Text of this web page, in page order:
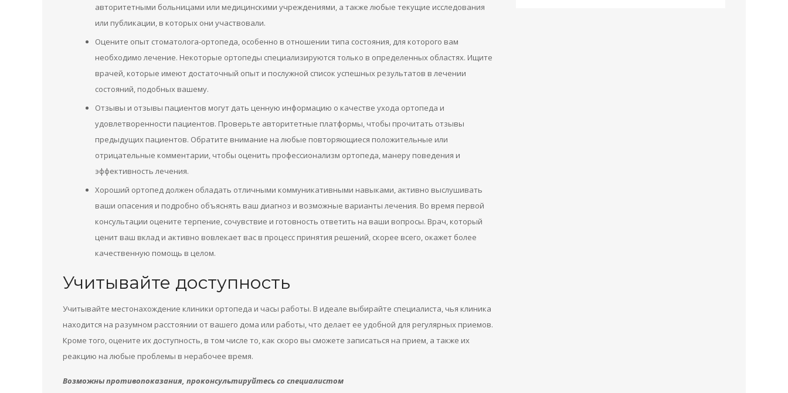
авторитетными больницами или медицинскими учреждениями, а также любые текущие исследования
или публикации, в которых они участвовали.
Оцените опыт стоматолога-ортопеда, особенно в отношении типа состояния, для которого вам
необходимо лечение. Некоторые ортопеды специализируются только в определенных областях. Ищите
врачей, которые имеют достаточный опыт и послужной список успешных результатов в лечении
состояний, подобных вашему.
Отзывы и отзывы пациентов могут дать ценную информацию о качестве ухода ортопеда и
удовлетворенности пациентов. Проверьте авторитетные платформы, чтобы прочитать отзывы
предыдущих пациентов. Обратите внимание на любые повторяющиеся положительные или
отрицательные комментарии, чтобы оценить профессионализм ортопеда, манеру поведения и
эффективность лечения.
Хороший ортопед должен обладать отличными коммуникативными навыками, активно выслушивать
ваши опасения и подробно объяснять ваш диагноз и возможные варианты лечения. Во время первой
консультации оцените терпение, сочувствие и готовность ответить на ваши вопросы. Врач, который
ценит ваш вклад и активно вовлекает вас в процесс принятия решений, скорее всего, окажет более
качественную помощь в целом.
Учитывайте доступность
Учитывайте местонахождение клиники ортопеда и часы работы. В идеале выбирайте специалиста, чья клиника
находится на разумном расстоянии от вашего дома или работы, что делает ее удобной для регулярных приемов.
Кроме того, оцените их доступность, в том числе то, как скоро вы сможете записаться на прием, а также их
реакцию на любые проблемы в нерабочее время.
Возможны противопоказания, проконсультируйтесь со специалистом